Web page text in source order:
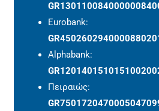
Eurobank:
Alphabank:
Πειραιώς: